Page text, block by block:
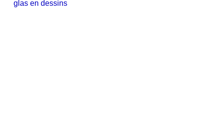
glas en dessins